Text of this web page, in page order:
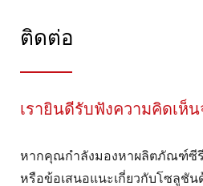
ติดต่อ
เรายินดีรับฟังความคิดเห็
หากคุณกำลังมองหาผลิตภัณฑ์ซี
หรือข้อเสนอแนะเกี่ยวกับโซลูชัน